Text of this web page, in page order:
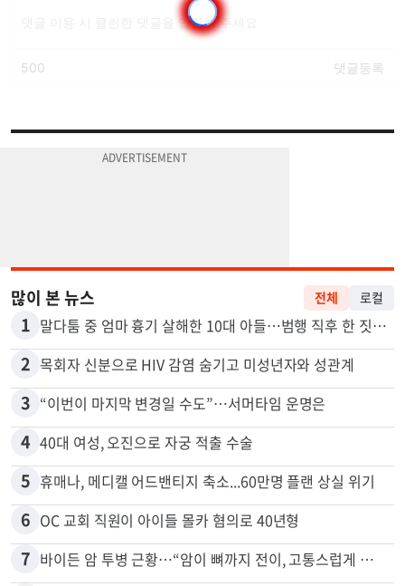
많이 본 뉴스
1
2 목회자 신분으로 HIV 감염 숨기고 미성년자와 성관계
3 “이번이 마지막 변경일 수도”…서머타임 운명은
4 40대 여성, 오진으로 자궁 적출 수술
5 휴매나, 메디캘 어드밴티지 축소...60만명 플랜 상실 위기
6 OC 교회 직원이 아이들 몰카 혐의로 40년형